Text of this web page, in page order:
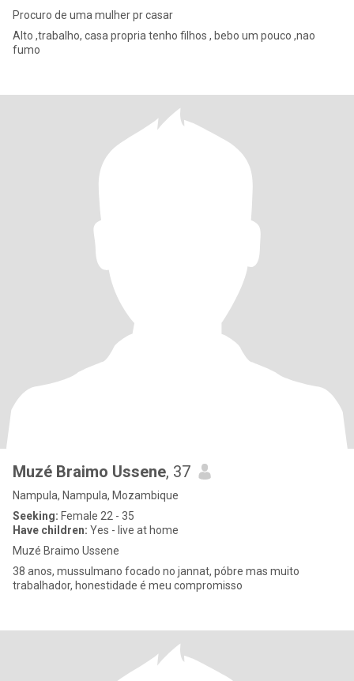
Procuro de uma mulher pr casar
Alto ,trabalho, casa propria tenho filhos , bebo um pouco ,nao
fumo
Muzé Braimo Ussene, 37
Nampula, Nampula, Mozambique
Seeking: Female 22 - 35
Have children: Yes - live at home
Muzé Braimo Ussene
38 anos, mussulmano focado no jannat, póbre mas muito
trabalhador, honestidade é meu compromisso